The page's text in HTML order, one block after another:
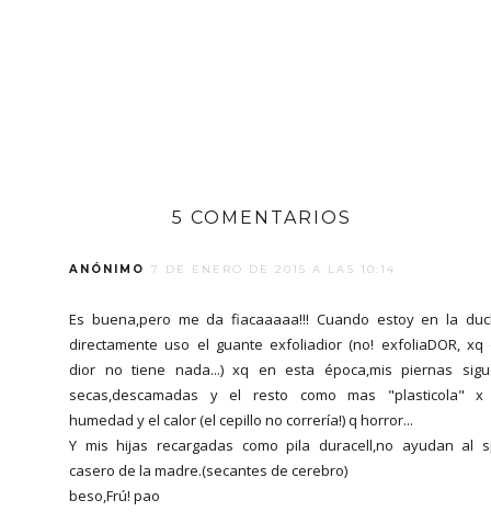
5 COMENTARIOS
ANÓNIMO 7 DE ENERO DE 2015 A LAS 10:14
Es buena,pero me da fiacaaaaa!!! Cuando estoy en la
directamente uso el guante exfoliadior (no! exfoliaDOR, xq
dior no tiene nada...) xq en esta época,mis piernas
secas,descamadas y el resto como mas "plasticola"
humedad y el calor (el cepillo no correría!) q horror...
Y mis hijas recargadas como pila duracell,no ayudan al
casero de la madre.(secantes de cerebro)
beso,Frú! pao